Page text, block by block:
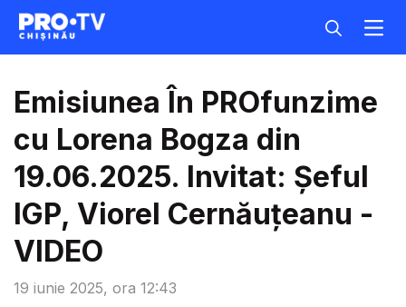
19 iunie 2025, ora 12:43
Emisiunea În PROfunzime
cu Lorena Bogza din
19.06.2025. Invitat: Șeful
IGP, Viorel Cernăuțeanu -
VIDEO